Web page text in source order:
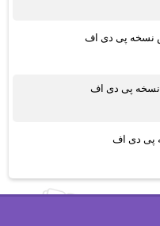
نسخه پی دی اف
نسخه پی دی اف
پی دی اف